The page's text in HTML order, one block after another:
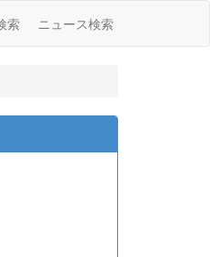
索 ニュース検索